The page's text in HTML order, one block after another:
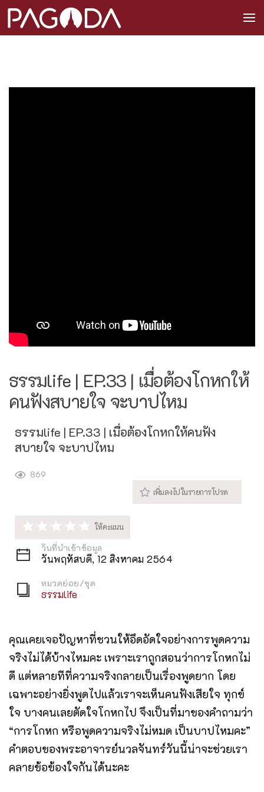
ธรรมlife | EP.33 | เมื่อต้องโกหกให้
คนฟังสบายใจ จะบาปไหม
ธรรมlife | EP.33 | เมื่อต้องโกหกให้คนฟัง
สบายใจ จะบาปไหม
869
วันที่นำเข้าข้อมูล
วันพฤหัสบดี, 12 สิงหาคม 2564
หมวดย่อย/ชุด
ธรรมlife
คุณเคยเจอปัญหาที่ชวนให้อึดอัดใจอย่างการพูดความ
จริงไม่ได้บ้างไหมคะ เพราะเราถูกสอนว่าการโกหกไม่
ดี แต่หลายทีที่ความจริงกลายเป็นเรื่องพูดยาก โดย
เฉพาะอย่างยิ่งพูดไปแล้วเราจะเห็นคนฟังเสียใจ ทุกข์
ใจ บางคนเลยตัดใจโกหกไป จึงเป็นที่มาของคำถามว่า
“การโกหก หรือพูดความจริงไม่หมด เป็นบาปไหมคะ”
คำตอบของพระอาจารย์นวลจันทร์วันนี้น่าจะช่วยเรา
คลายข้อข้องใจกันได้นะคะ